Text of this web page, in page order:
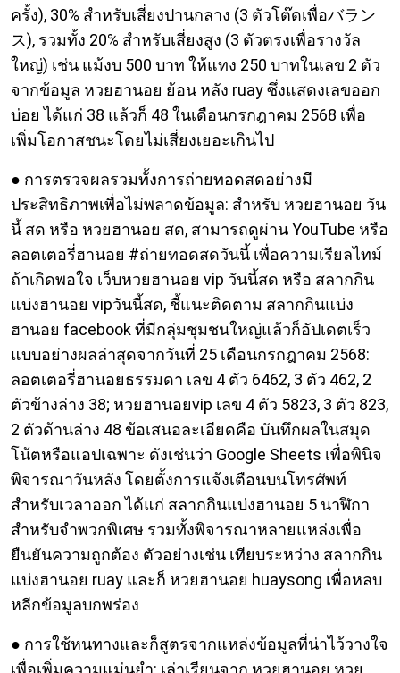
ครั้ง), 30% สำหรับเสี่ยงปานกลาง (3 ตัวโต๊ดเพื่อバラン
ス), รวมทั้ง 20% สำหรับเสี่ยงสูง (3 ตัวตรงเพื่อรางวัล
ใหญ่) เช่น แม้งบ 500 บาท ให้แทง 250 บาทในเลข 2 ตัว
จากข้อมูล หวยฮานอย ย้อน หลัง ruay ซึ่งแสดงเลขออก
บ่อย ได้แก่ 38 แล้วก็ 48 ในเดือนกรกฎาคม 2568 เพื่อ
เพิ่มโอกาสชนะโดยไม่เสี่ยงเยอะเกินไป
● การตรวจผลรวมทั้งการถ่ายทอดสดอย่างมี
ประสิทธิภาพเพื่อไม่พลาดข้อมูล: สำหรับ หวยฮานอย วัน
นี้ สด หรือ หวยฮานอย สด, สามารถดูผ่าน YouTube หรือ
ลอตเตอรี่ฮานอย #ถ่ายทอดสดวันนี้ เพื่อความเรียลไทม์
ถ้าเกิดพอใจ เว็บหวยฮานอย vip วันนี้สด หรือ สลากกิน
แบ่งฮานอย vipวันนี้สด, ชี้แนะติดตาม สลากกินแบ่ง
ฮานอย facebook ที่มีกลุ่มชุมชนใหญ่แล้วก็อัปเดตเร็ว
แบบอย่างผลล่าสุดจากวันที่ 25 เดือนกรกฎาคม 2568:
ลอตเตอรี่ฮานอยธรรมดา เลข 4 ตัว 6462, 3 ตัว 462, 2
ตัวข้างล่าง 38; หวยฮานอยvip เลข 4 ตัว 5823, 3 ตัว 823,
2 ตัวด้านล่าง 48 ข้อเสนอละเอียดคือ บันทึกผลในสมุด
โน้ตหรือแอปเฉพาะ ดังเช่นว่า Google Sheets เพื่อพินิจ
พิจารณาวันหลัง โดยตั้งการแจ้งเตือนบนโทรศัพท์
สำหรับเวลาออก ได้แก่ สลากกินแบ่งฮานอย 5 นาฬิกา
สำหรับจำพวกพิเศษ รวมทั้งพิจารณาหลายแหล่งเพื่อ
ยืนยันความถูกต้อง ตัวอย่างเช่น เทียบระหว่าง สลากกิน
แบ่งฮานอย ruay และก็ หวยฮานอย huaysong เพื่อหลบ
หลีกข้อมูลบกพร่อง
● การใช้หนทางและก็สูตรจากแหล่งข้อมูลที่น่าไว้วางใจ
เพื่อเพิ่มความแม่นยำ: เล่าเรียนจาก หวยฮานอย หวย